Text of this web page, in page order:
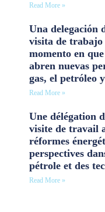
Read More »
Una delegación
visita de trabajo
momento en
abren nuevas
gas, el petróleo
Read More »
Une délégation
visite de travail
réformes
perspectives
pétrole et des
Read More »